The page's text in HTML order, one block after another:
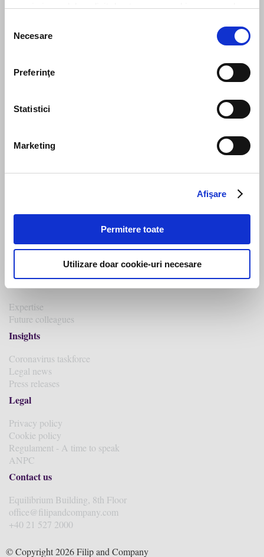
exprimi acordul explicit de stocare a cookies pe care le-
consimțământului
Necesare
Preferinţe
Statistici
Marketing
Afişare
Permitere toate
Utilizare doar cookie-uri necesare
Firm structure
Culture
Law
Expertise
Future colleagues
Insights
Coronavirus taskforce
Legal news
Press releases
Legal
Privacy policy
Cookie policy
Regulament - A time to speak
ANPC
Contact us
Equilibrium Building, 8th Floor
office@filipandcompany.com
+40 21 527 2000
© Copyright 2026 Filip and Company